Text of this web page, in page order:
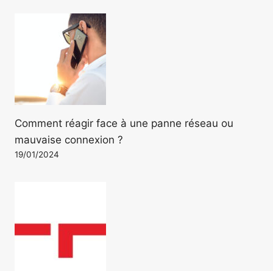
Comment réagir face à une panne réseau ou
mauvaise connexion ?
19/01/2024